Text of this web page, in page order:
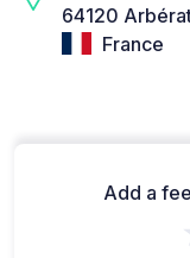
64120
France
Add a